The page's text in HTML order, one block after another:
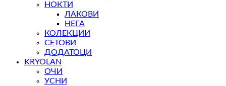
НОКТИ
ЛАКОВИ
НЕГА
КОЛЕКЦИИ
СЕТОВИ
ДОДАТОЦИ
KRYOLAN
ОЧИ
УСНИ